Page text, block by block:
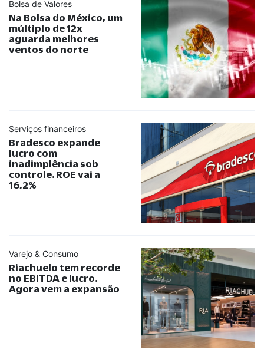
Bolsa de Valores
Na Bolsa do México, um
múltiplo de 12x
aguarda melhores
ventos do norte
Serviços financeiros
Bradesco expande
lucro com
inadimplência sob
controle. ROE vai a
16,2%
Varejo & Consumo
Riachuelo tem recorde
no EBITDA e lucro.
Agora vem a expansão